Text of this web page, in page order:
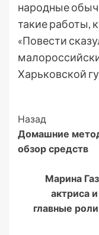
народные
такие работы,
«Повести
Харьковской
Post
Назад
Домашние
обзор средств
Марина
актриса
главные